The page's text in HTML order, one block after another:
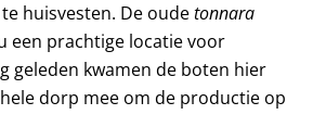
huisvesten. De oudetonnara
een prachtige locatie voor
geleden kwamen de boten hier
dorp mee om de productie op